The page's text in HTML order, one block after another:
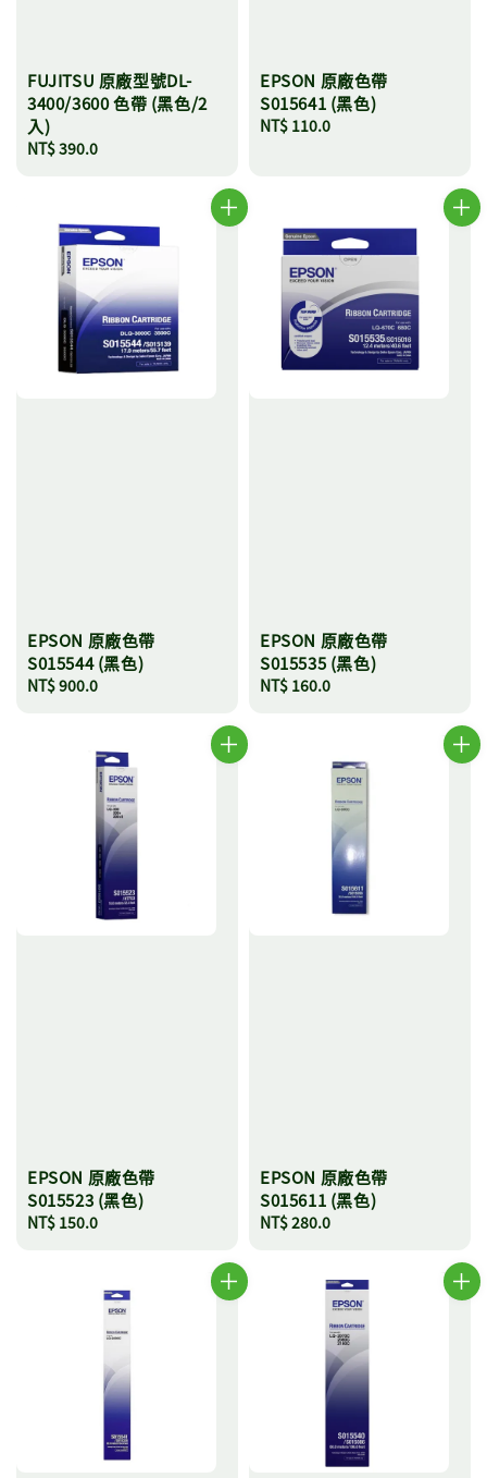
FUJITSU 原廠型號DL-
3400/3600 色帶 (黑色/2
入)
Regular
NT$ 390.0
EPSON 原廠色帶
S015641 (黑色)
Regular
NT$ 110.0
EPSON 原廠色帶
S015544 (黑色)
Regular
NT$ 900.0
EPSON 原廠色帶
S015535 (黑色)
Regular
NT$ 160.0
EPSON 原廠色帶
S015523 (黑色)
Regular
NT$ 150.0
EPSON 原廠色帶
S015611 (黑色)
Regular
NT$ 280.0